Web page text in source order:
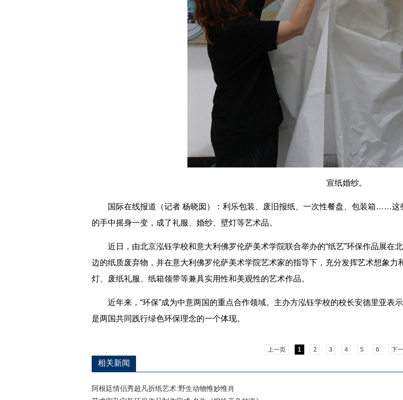
宣纸婚纱。
国际在线报道（记者 杨晓囡）：利乐包装、废旧报纸、一次性餐盘、包装箱……这
的手中摇身一变，成了礼服、婚纱、壁灯等艺术品。
近日，由北京泓钰学校和意大利佛罗伦萨美术学院联合举办的“纸艺”环保作品展在
边的纸质废弃物，并在意大利佛罗伦萨美术学院艺术家的指导下，充分发挥艺术想象
灯、废纸礼服、纸箱领带等兼具实用性和美观性的艺术作品。
近年来，“环保”成为中意两国的重点合作领域。主办方泓钰学校的校长安德里亚表
是两国共同践行绿色环保理念的一个体现。
上一页 1 2 3 4 5 6 下
相关新闻
阿根廷情侣秀超凡折纸艺术:野生动物惟妙惟肖